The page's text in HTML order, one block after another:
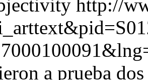
http://
a prueba